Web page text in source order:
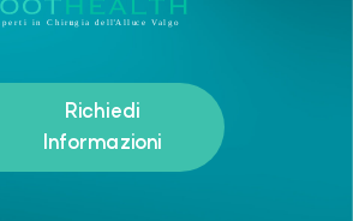
Richiedi
Informazioni